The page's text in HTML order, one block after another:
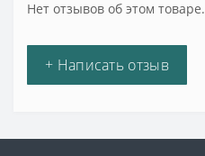
Нет отзывов об этом товаре.
+ Написать отзыв